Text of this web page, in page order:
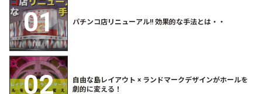
パチンコ店リニューアル!! 効果的な手法とは・・
自由な島レイアウト × ランドマークデザインがホールを
劇的に変える！